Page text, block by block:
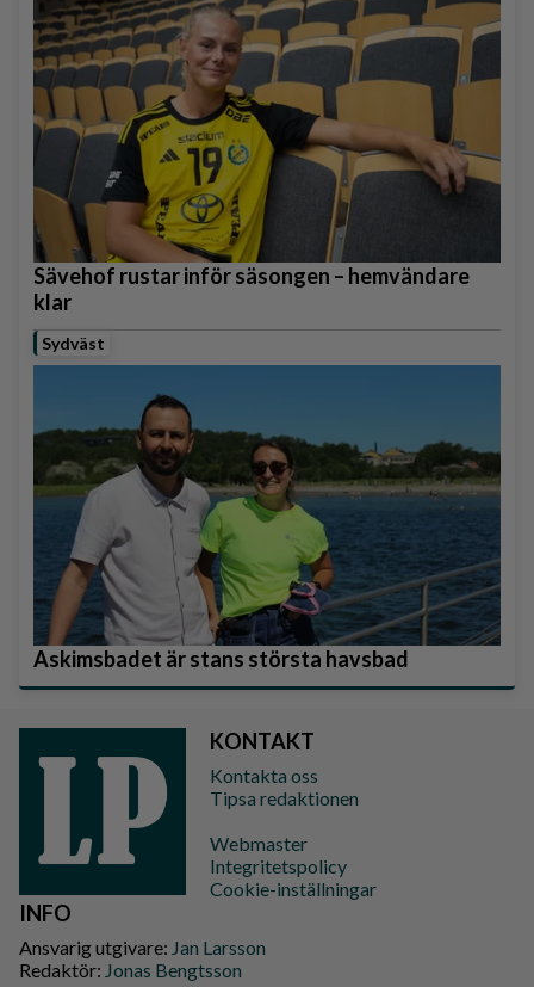
Sävehof rustar inför säsongen – hemvändare
klar
Sydväst
Askimsbadet är stans största havsbad
KONTAKT
Kontakta oss
Tipsa redaktionen
Webmaster
Integritetspolicy
Cookie-inställningar
INFO
Ansvarig utgivare: Jan Larsson
Redaktör: Jonas Bengtsson